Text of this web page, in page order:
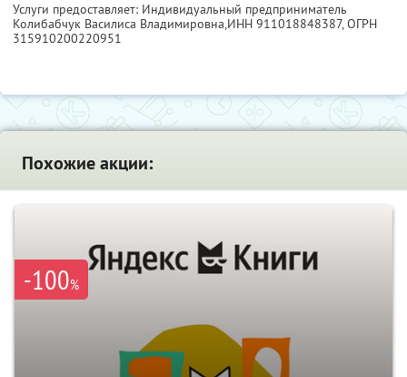
Услуги предоставляет: Индивидуальный предприниматель
Колибабчук Василиса Владимировна,ИНН 911018848387, ОГРН
315910200220951
Похожие акции:
-100%